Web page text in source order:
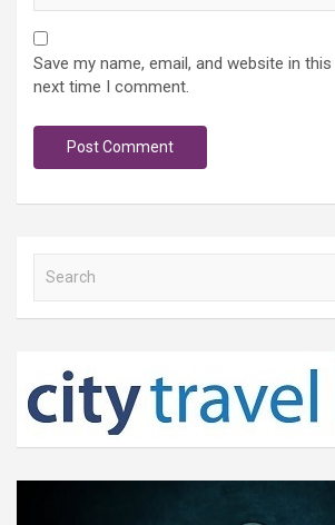
Save my name, email, and website in
next time I comment.
h